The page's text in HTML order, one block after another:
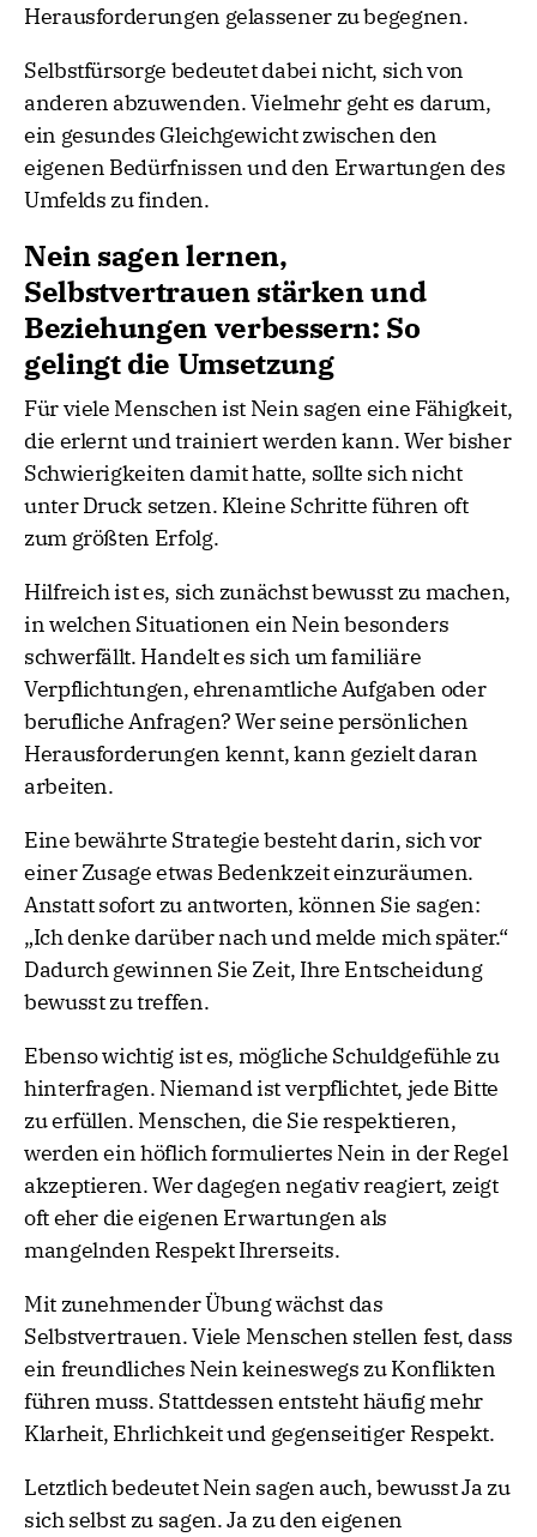
Herausforderungen gelassener zu begegnen.
Selbstfürsorge bedeutet dabei nicht, sich von
anderen abzuwenden. Vielmehr geht es darum,
ein gesundes Gleichgewicht zwischen den
eigenen Bedürfnissen und den Erwartungen des
Umfelds zu finden.
Nein sagen lernen,
Selbstvertrauen stärken und
Beziehungen verbessern: So
gelingt die Umsetzung
Für viele Menschen ist Nein sagen eine Fähigkeit,
die erlernt und trainiert werden kann. Wer bisher
Schwierigkeiten damit hatte, sollte sich nicht
unter Druck setzen. Kleine Schritte führen oft
zum größten Erfolg.
Hilfreich ist es, sich zunächst bewusst zu machen,
in welchen Situationen ein Nein besonders
schwerfällt. Handelt es sich um familiäre
Verpflichtungen, ehrenamtliche Aufgaben oder
berufliche Anfragen? Wer seine persönlichen
Herausforderungen kennt, kann gezielt daran
arbeiten.
Eine bewährte Strategie besteht darin, sich vor
einer Zusage etwas Bedenkzeit einzuräumen.
Anstatt sofort zu antworten, können Sie sagen:
„Ich denke darüber nach und melde mich später.“
Dadurch gewinnen Sie Zeit, Ihre Entscheidung
bewusst zu treffen.
Ebenso wichtig ist es, mögliche Schuldgefühle zu
hinterfragen. Niemand ist verpflichtet, jede Bitte
zu erfüllen. Menschen, die Sie respektieren,
werden ein höflich formuliertes Nein in der Regel
akzeptieren. Wer dagegen negativ reagiert, zeigt
oft eher die eigenen Erwartungen als
mangelnden Respekt Ihrerseits.
Mit zunehmender Übung wächst das
Selbstvertrauen. Viele Menschen stellen fest, dass
ein freundliches Nein keineswegs zu Konflikten
führen muss. Stattdessen entsteht häufig mehr
Klarheit, Ehrlichkeit und gegenseitiger Respekt.
Letztlich bedeutet Nein sagen auch, bewusst Ja zu
sich selbst zu sagen. Ja zu den eigenen